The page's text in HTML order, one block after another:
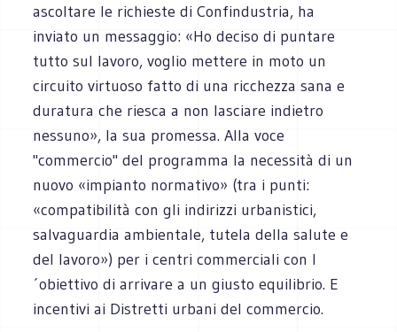
ascoltare le richieste di Confindustria, ha
inviato un messaggio: «Ho deciso di puntare
tutto sul lavoro, voglio mettere in moto un
circuito virtuoso fatto di una ricchezza sana e
duratura che riesca a non lasciare indietro
nessuno», la sua promessa. Alla voce
"commercio" del programma la necessità di un
nuovo «impianto normativo» (tra i punti:
«compatibilità con gli indirizzi urbanistici,
salvaguardia ambientale, tutela della salute e
del lavoro») per i centri commerciali con l
´obiettivo di arrivare a un giusto equilibrio. E
incentivi ai Distretti urbani del commercio.